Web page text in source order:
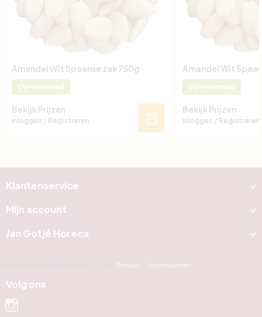
Amandel Wit Spaanse zak 750g
Op voorraad
Bekijk Prijzen
Inloggen / Registreren
Amandel Wit
Op voorraad
Bekijk Prijzen
Inloggen / Registreren
Klantenservice
Mijn account
Jan Gotjé Horeca
Privacy Voorwaarden
Volg ons